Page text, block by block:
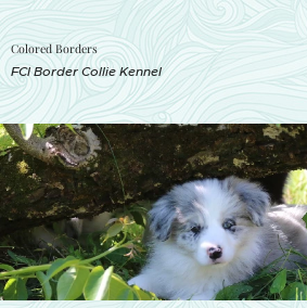
Colored Borders
FCI Border Collie Kennel